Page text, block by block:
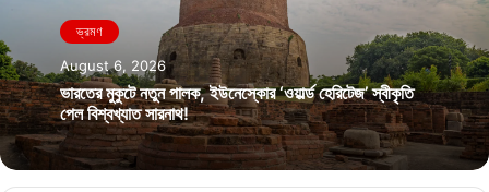
ভ্রমণ
August 6, 2026
ভারতের মুকুটে নতুন পালক, ইউনেস্কোর ‘ওয়ার্ল্ড হেরিটেজ’ স্বীকৃতি
পেল বিশ্বখ্যাত সারনাথ!